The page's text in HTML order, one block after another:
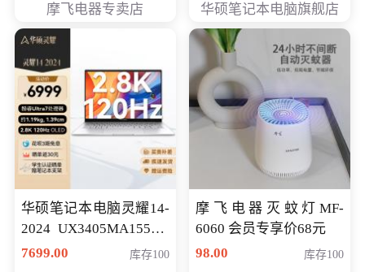
摩飞电器专卖店 华硕笔记本电脑旗舰店
华硕笔记本电脑灵耀14-
2024 UX3405MA155夜
空蓝 oled 智慧轻薄本 会
7699.00 库存100
摩飞电器灭蚊灯MF-
6060 会员专享价68元
98.00
库存100